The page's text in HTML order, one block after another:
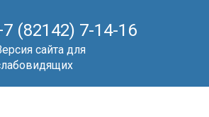
(82142) 7-14-16
сайта для